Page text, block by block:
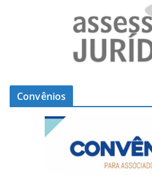
Convênios